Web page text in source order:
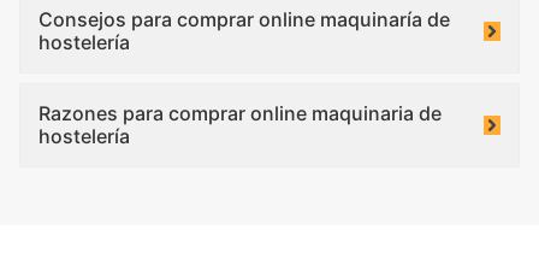
Consejos para comprar online maquinaría de
hostelería
Razones para comprar online maquinaria de
hostelería